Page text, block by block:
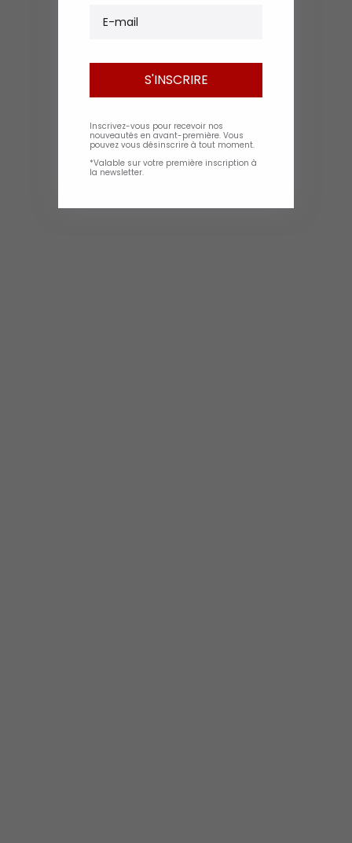
S'INSCRIRE
Inscrivez-vous pour recevoir nos
nouveautés en avant-première. Vous
pouvez vous désinscrire à tout moment.
*Valable sur votre première inscription à
la newsletter.